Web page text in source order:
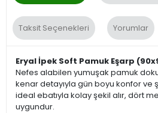
Taksit Seçenekleri Yorumlar
Eryal İpek Soft Pamuk Eşarp
Nefes alabilen yumuşak pamuk
kenar detayıyla gün boyu konfor ve
ideal ebatıyla kolay şekil alır, dört
uygundur.